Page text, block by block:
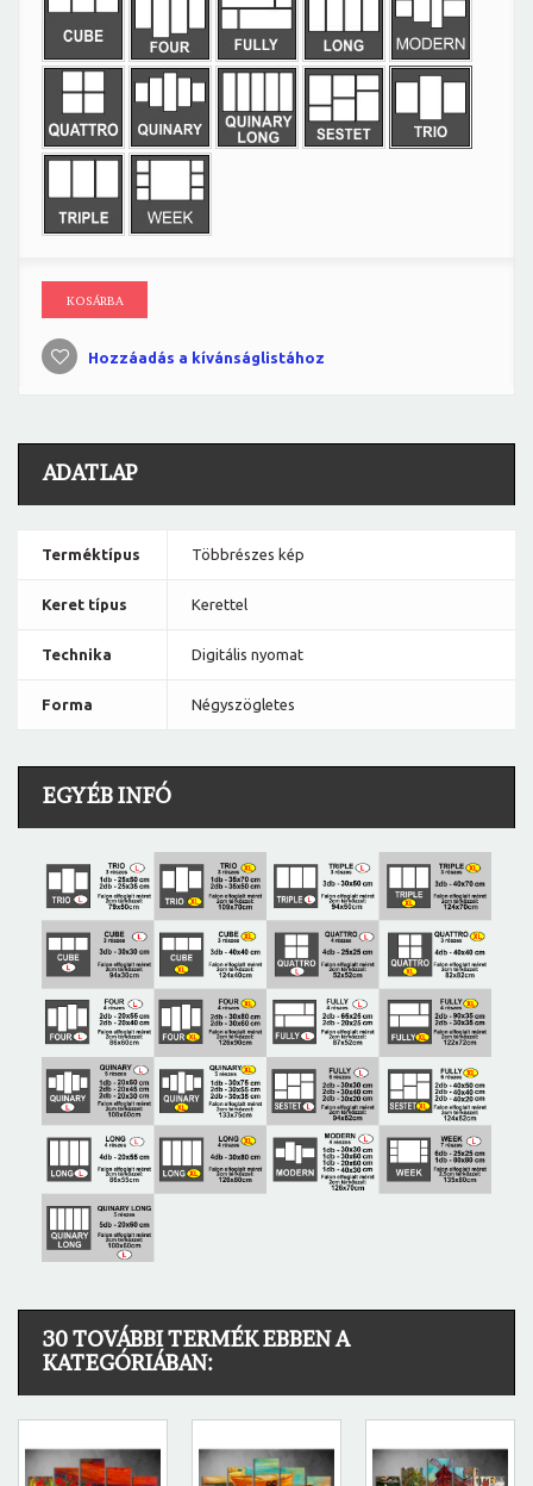
KOSÁRBA
Hozzáadás a kívánságlistához
ADATLAP
Terméktípus Többrészes kép
Keret típus Kerettel
Technika Digitális nyomat
Forma Négyszögletes
EGYÉB INFÓ
30 TOVÁBBI TERMÉK EBBEN A
KATEGÓRIÁBAN: